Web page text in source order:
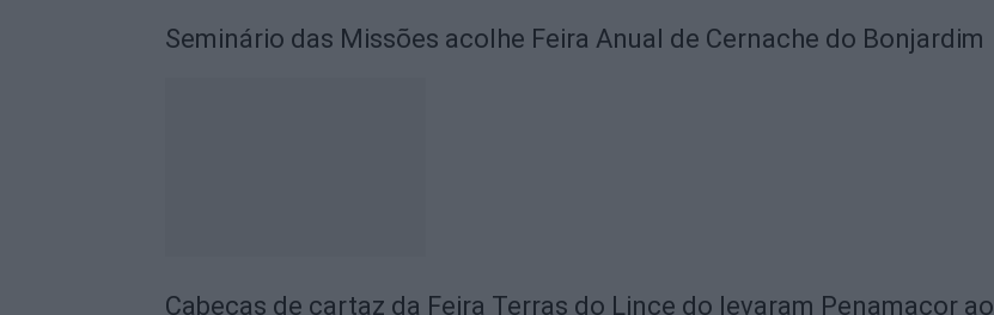
Seminário das Missões acolhe Feira Anual de Cernache do Bonjardim
Cabeças de cartaz da Feira Terras do Lince do levaram Penamacor ao